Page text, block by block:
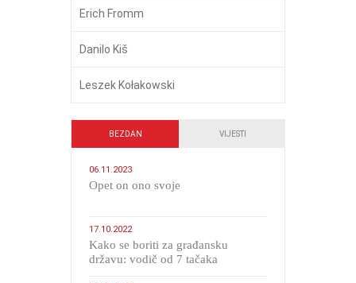
Erich Fromm
Danilo Kiš
Leszek Kołakowski
BEZDAN VIJESTI
06.11.2023
​Opet on ono svoje
17.10.2022
Kako se boriti za građansku
državu: vodič od 7 tačaka